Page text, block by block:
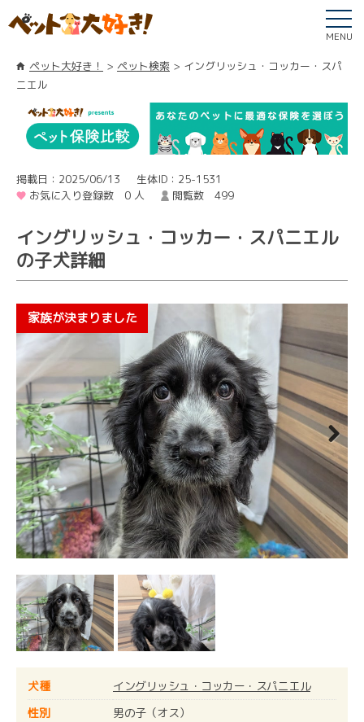
MENU
ペット大好き！ ペット検索
イングリッシュ・コッカー・スパ
ニエル
掲載日：2025/06/13
生体ID：25-1531
お気に入り登録数 0 人
閲覧数 499
イングリッシュ・コッカー・スパニエル
の子犬詳細
Next
犬種
イングリッシュ・コッカー・スパニエル
性別
男の子（オス）